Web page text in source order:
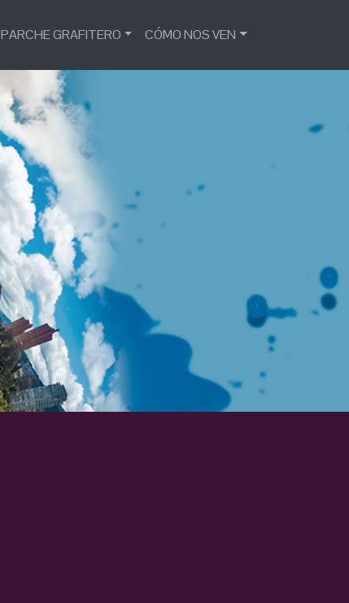
PARCHE GRAFITERO CÓMO NOS VEN